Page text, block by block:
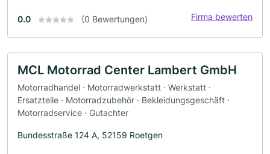
0.0 (0 Bewertungen) Firma bewerten
MCL Motorrad Center Lambert GmbH
Motorradhandel · Motorradwerkstatt · Werkstatt ·
Ersatzteile · Motorradzubehör · Bekleidungsgeschäft ·
Motorradservice · Gutachter
Bundesstraße 124 A, 52159 Roetgen